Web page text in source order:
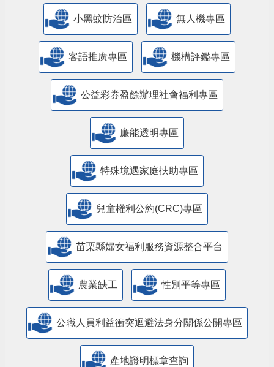
小黑蚊防治區 無人機專區
客語推廣專區 機構評鑑專區
公益彩券盈餘辦理社會福利專區
廉能透明專區
特殊境遇家庭扶助專區
兒童權利公約(CRC)專區
苗栗縣婦女福利服務資源整合平台
農業缺工 性別平等專區
公職人員利益衝突迴避法身分關係公開專區
產地證明標章查詢